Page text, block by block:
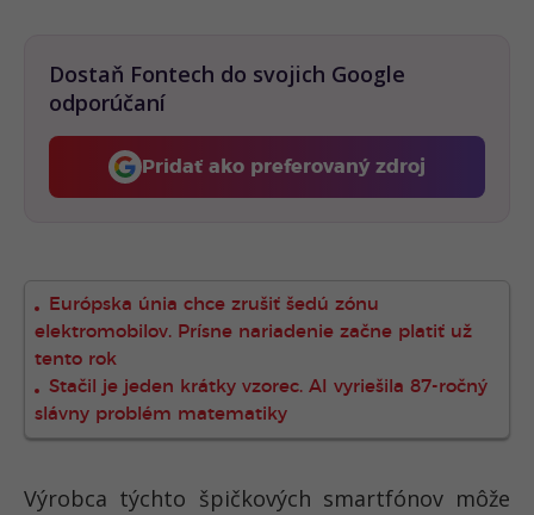
Dostaň Fontech do svojich Google
odporúčaní
Pridať ako preferovaný zdroj
Fontech, odkaz sa otvorí v
Európska únia chce zrušiť šedú zónu
elektromobilov. Prísne nariadenie začne platiť už
tento rok
Stačil je jeden krátky vzorec. AI vyriešila 87-ročný
slávny problém matematiky
Výrobca týchto špičkových smartfónov môže